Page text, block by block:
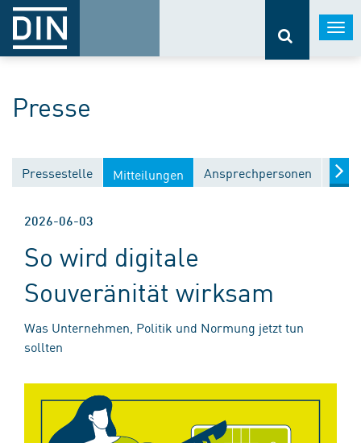
Presse
Pressestelle Mitteilungen Ansprechpersonen
2026-06-03
So wird digitale
Souveränität wirksam
Was Unternehmen, Politik und Normung jetzt tun
sollten